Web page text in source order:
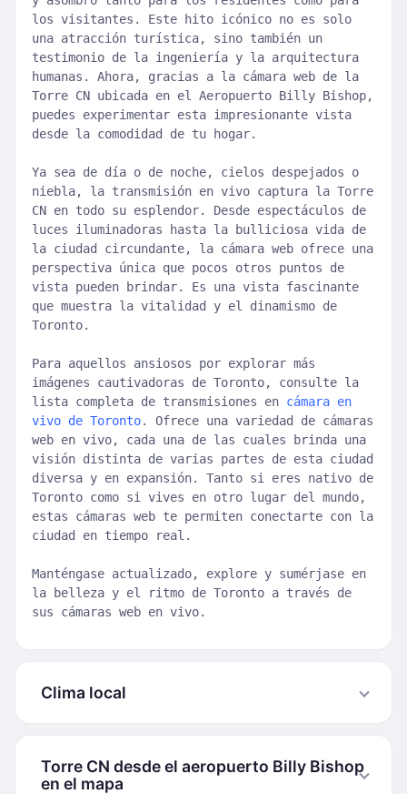
los visitantes. Este hito icónico no es solo
una atracción turística, sino también un
testimonio de la ingeniería y la arquitectura
humanas. Ahora, gracias a la cámara web de la
Torre CN ubicada en el Aeropuerto Billy Bishop,
puedes experimentar esta impresionante vista
desde la comodidad de tu hogar.
Ya sea de día o de noche, cielos despejados o
niebla, la transmisión en vivo captura la Torre
CN en todo su esplendor. Desde espectáculos de
luces iluminadoras hasta la bulliciosa vida de
la ciudad circundante, la cámara web ofrece una
perspectiva única que pocos otros puntos de
vista pueden brindar. Es una vista fascinante
que muestra la vitalidad y el dinamismo de
Toronto.
Para aquellos ansiosos por explorar más
imágenes cautivadoras de Toronto, consulte la
lista completa de transmisiones en cámara en
vivo de Toronto. Ofrece una variedad de cámaras
web en vivo, cada una de las cuales brinda una
visión distinta de varias partes de esta ciudad
diversa y en expansión. Tanto si eres nativo de
Toronto como si vives en otro lugar del mundo,
estas cámaras web te permiten conectarte con la
ciudad en tiempo real.
Manténgase actualizado, explore y sumérjase en
la belleza y el ritmo de Toronto a través de
sus cámaras web en vivo.
Clima local
Torre CN desde el aeropuerto Billy Bishop
en el mapa